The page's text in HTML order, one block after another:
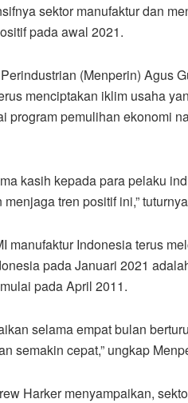
sektor manufaktur dan
pada awal 2021.
(Menperin) Agus
menciptakan iklim usaha
program pemulihan ekonomi
kasih kepada para pelaku
tren positif ini,”
manufaktur Indonesia terus
pada Januari 2021
pada April 2011.
selama empat bulan
semakin cepat,” ungkap
Harker menyampaikan,